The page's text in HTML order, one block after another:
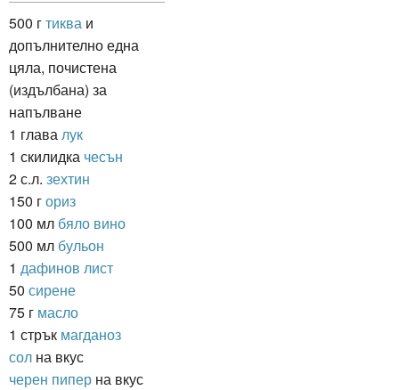
500 гтиква и
допълнително една
цяла, почистена
(издълбана) за
напълване
1 глава лук
1 скилидка чесън
2 с.л. зехтин
150 гориз
100 мл бяло вино
500 мл бульон
1 дафинов лист
50 сирене
75 г масло
1 стрък магданоз
сол на вкус
черен пипер на вкус